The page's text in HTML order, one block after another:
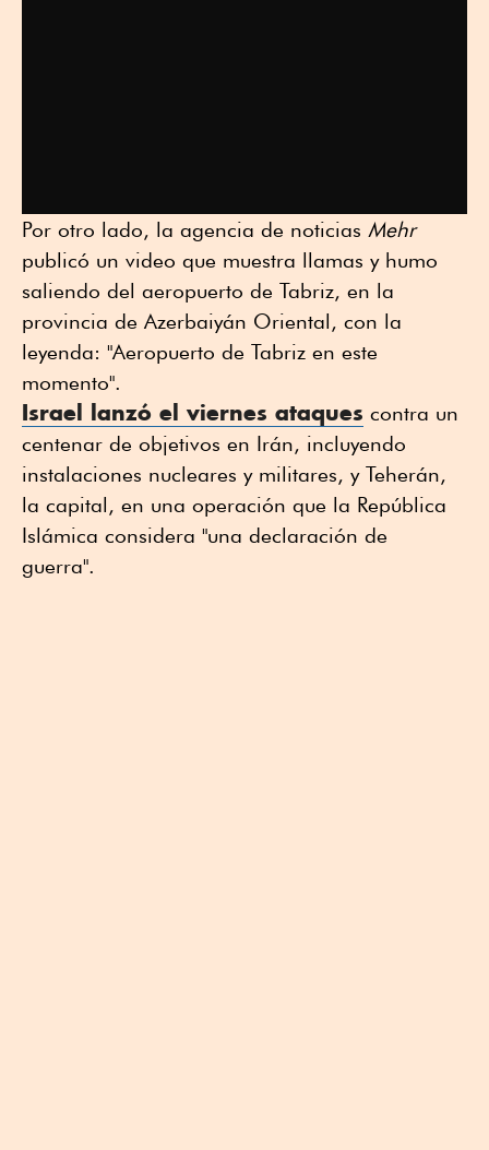
Por otro lado, la agencia de noticias Mehr
publicó un video que muestra llamas y humo
saliendo del aeropuerto de Tabriz, en la
provincia de Azerbaiyán Oriental, con la
leyenda: "Aeropuerto de Tabriz en este
momento".
Israel lanzó el viernes ataques contra un
centenar de objetivos en Irán, incluyendo
instalaciones nucleares y militares, y Teherán,
la capital, en una operación que la República
Islámica considera "una declaración de
guerra".